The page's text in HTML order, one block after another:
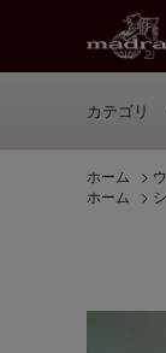
カテゴリ
ホーム >
ホーム
>